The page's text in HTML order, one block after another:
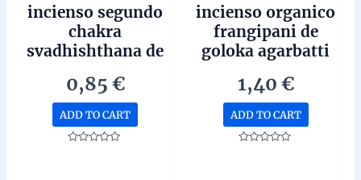
incienso segundo
chakra
svadhishthana de
mano en bangalore
unidad de 15g
0,85 €
ADD TO CART
incienso organico
frangipani de
goloka agarbatti
mano en bangalore
unidad de 15g
1,40 €
ADD TO CART